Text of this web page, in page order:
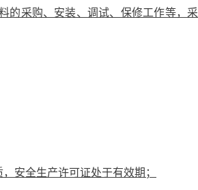
采购、安装、调试、保修工作等，
安全生产许可证处于有效期；